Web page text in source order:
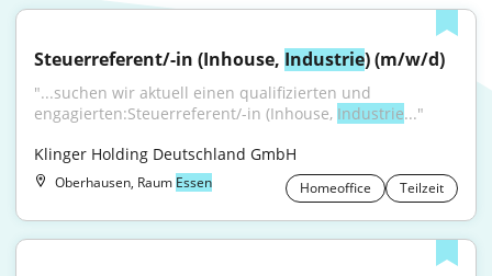
Steuerreferent/-in (Inhouse, Industrie) (m/w/d)
"...suchen wir aktuell einen qualifizierten und
engagierten:Steuerreferent/-in (Inhouse, Industrie..."
Klinger Holding Deutschland GmbH
Oberhausen, Raum Essen Homeoffice Teilzeit